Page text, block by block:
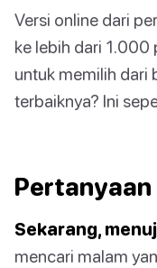
Versi online dari
ke lebih dari 1.000
untuk memilih dari
terbaiknya? Ini
Pertanyaan
Sekarang,
mencari malam